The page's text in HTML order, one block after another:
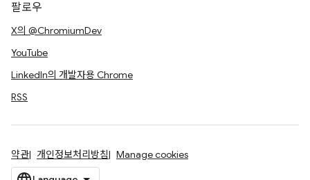
팔로우
X의 @ChromiumDev
YouTube
LinkedIn의 개발자용 Chrome
RSS
약관 개인정보처리방침 Manage cookies